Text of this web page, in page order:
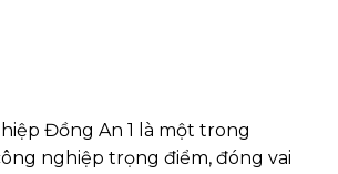
Đồng An 1 là một trong
nghiệp trọng điểm, đóng vai